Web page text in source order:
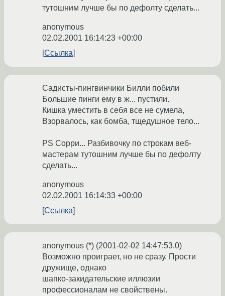
тутошним лучше бы по дефолту сделать...
anonymous
02.02.2001 16:14:23 +00:00
Ссылка
Садисты-пингвинчики Билли побили
Большие пинги ему в ж... пустили.
Кишка уместить в себя все не сумела,
Взорвалось, как бомба, тщедушное тело...
PS Сорри... Разбивочку по строкам веб-
мастерам тутошним лучше бы по дефолту
сделать...
anonymous
02.02.2001 16:14:33 +00:00
Ссылка
anonymous (*) (2001-02-02 14:47:53.0)
Возможно проиграет, но не сразу. Прости
дружище, однако
шапко-закидательские иллюзии
профессионалам не свойствены.